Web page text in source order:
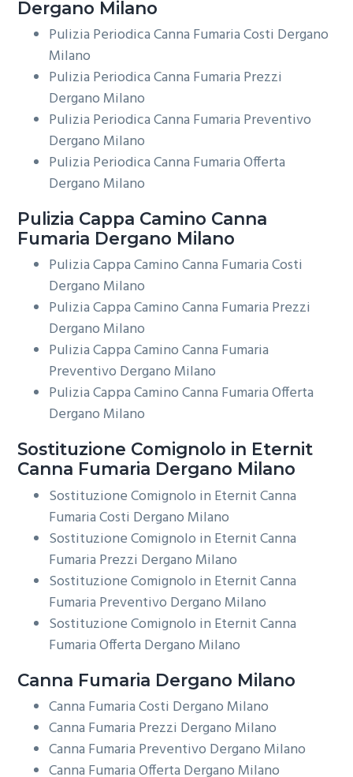
Dergano Milano
Pulizia Periodica Canna Fumaria Costi Dergano
Milano
Pulizia Periodica Canna Fumaria Prezzi
Dergano Milano
Pulizia Periodica Canna Fumaria Preventivo
Dergano Milano
Pulizia Periodica Canna Fumaria Offerta
Dergano Milano
Pulizia Cappa Camino Canna
Fumaria Dergano Milano
Pulizia Cappa Camino Canna Fumaria Costi
Dergano Milano
Pulizia Cappa Camino Canna Fumaria Prezzi
Dergano Milano
Pulizia Cappa Camino Canna Fumaria
Preventivo Dergano Milano
Pulizia Cappa Camino Canna Fumaria Offerta
Dergano Milano
Sostituzione Comignolo in Eternit
Canna Fumaria Dergano Milano
Sostituzione Comignolo in Eternit Canna
Fumaria Costi Dergano Milano
Sostituzione Comignolo in Eternit Canna
Fumaria Prezzi Dergano Milano
Sostituzione Comignolo in Eternit Canna
Fumaria Preventivo Dergano Milano
Sostituzione Comignolo in Eternit Canna
Fumaria Offerta Dergano Milano
Canna Fumaria Dergano Milano
Canna Fumaria Costi Dergano Milano
Canna Fumaria Prezzi Dergano Milano
Canna Fumaria Preventivo Dergano Milano
Canna Fumaria Offerta Dergano Milano